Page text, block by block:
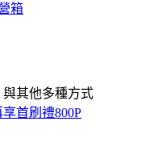
箱
其他多種方式
首刷禮800P